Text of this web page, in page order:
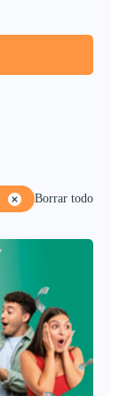
Borrar todo